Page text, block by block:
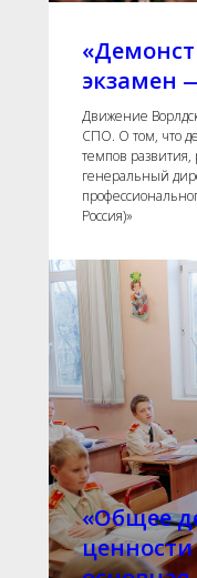
экзамен
Движение
СПО. О том, что
темпов
генеральный
Россия)»
«Общее